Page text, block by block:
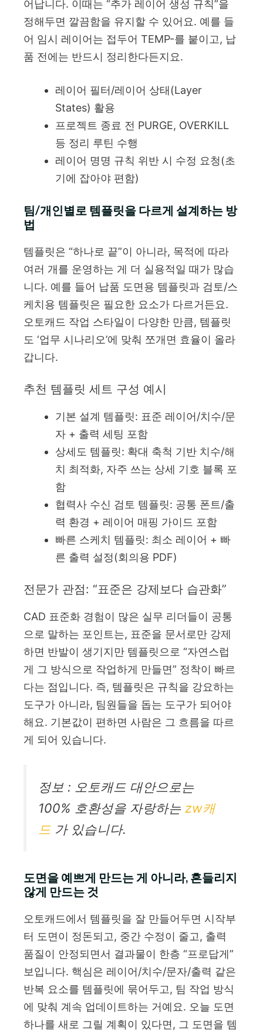
어납니다. 이때는 “추가 레이어 생성 규칙”을
정해두면 깔끔함을 유지할 수 있어요. 예를 들
어 임시 레이어는 접두어 TEMP-를 붙이고, 납
품 전에는 반드시 정리한다든지요.
레이어 필터/레이어 상태(Layer
States) 활용
프로젝트 종료 전 PURGE, OVERKILL
등 정리 루틴 수행
레이어 명명 규칙 위반 시 수정 요청(초
기에 잡아야 편함)
팀/개인별로 템플릿을 다르게 설계하는 방
법
템플릿은 “하나로 끝”이 아니라, 목적에 따라
여러 개를 운영하는 게 더 실용적일 때가 많습
니다. 예를 들어 납품 도면용 템플릿과 검토/스
케치용 템플릿은 필요한 요소가 다르거든요.
오토캐드 작업 스타일이 다양한 만큼, 템플릿
도 ‘업무 시나리오’에 맞춰 쪼개면 효율이 올라
갑니다.
추천 템플릿 세트 구성 예시
기본 설계 템플릿: 표준 레이어/치수/문
자 + 출력 세팅 포함
상세도 템플릿: 확대 축척 기반 치수/해
치 최적화, 자주 쓰는 상세 기호 블록 포
함
협력사 수신 검토 템플릿: 공통 폰트/출
력 환경 + 레이어 매핑 가이드 포함
빠른 스케치 템플릿: 최소 레이어 + 빠
른 출력 설정(회의용 PDF)
전문가 관점: “표준은 강제보다 습관화”
CAD 표준화 경험이 많은 실무 리더들이 공통
으로 말하는 포인트는, 표준을 문서로만 강제
하면 반발이 생기지만 템플릿으로 “자연스럽
게 그 방식으로 작업하게 만들면” 정착이 빠르
다는 점입니다. 즉, 템플릿은 규칙을 강요하는
도구가 아니라, 팀원들을 돕는 도구가 되어야
해요. 기본값이 편하면 사람은 그 흐름을 따르
게 되어 있습니다.
정보 : 오토캐드 대안으로는
100% 호환성을 자랑하는 zw캐
드 가 있습니다.
도면을 예쁘게 만드는 게 아니라, 흔들리지
않게 만드는 것
오토캐드에서 템플릿을 잘 만들어두면 시작부
터 도면이 정돈되고, 중간 수정이 줄고, 출력
품질이 안정되면서 결과물이 한층 “프로답게”
보입니다. 핵심은 레이어/치수/문자/출력 같은
반복 요소를 템플릿에 묶어두고, 팀 작업 방식
에 맞춰 계속 업데이트하는 거예요. 오늘 도면
하나를 새로 그릴 계획이 있다면, 그 도면을 템